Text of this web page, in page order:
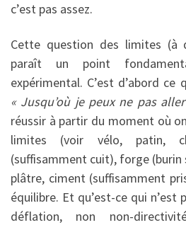
c’est pas assez.
Cette question des limites (à
paraît un point
expérimental. C’est d’abord ce
« Jusqu’où je peux ne pas
réussir à partir du moment où
limites (voir vélo, patin,
(suffisamment cuit), forge
plâtre, ciment (suffisamment
équilibre. Et qu’est-ce qui
déflation, non non-